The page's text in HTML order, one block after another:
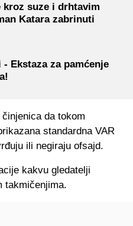
suze i drhtavim
Katara zabrinuti
Ekstaza za pamćenje
da tokom
standardna VAR
ili negiraju ofsajd.
kakvu gledatelji
takmičenjima.